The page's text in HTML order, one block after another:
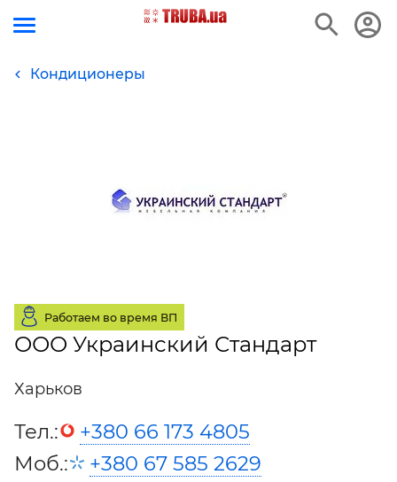
Кондиционеры
Работаем во время ВП
ООО Украинский Стандарт
Харьков
Тел.:
+380 66 173 4805
Моб.:
+380 67 585 2629